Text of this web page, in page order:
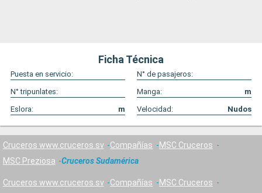
Ficha Técnica
Puesta en servicio:
N° de pasajeros:
N° tripunlates:
Manga:
m
Eslora:
m Velocidad: Nudos
Cruceros www.cruceros.sv Compañías
MSC Cruceros
MSC Preziosa
Cruceros Sudamérica
Cruceros www.cruceros.sv Compañías
MSC Cruceros